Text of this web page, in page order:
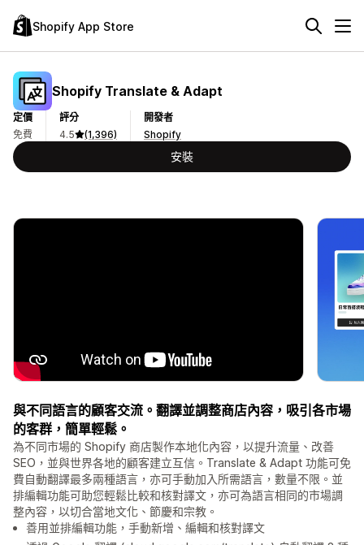
Shopify App Store
Shopify Translate & Adapt
定價
免費
評分
4.5
(1,396)
開發者
Shopify
安裝
與不同語言的顧客交流。翻譯並調整商店內容，吸引各市場
的客群，簡單輕鬆。
為不同市場的 Shopify 商店製作本地化內容，以提升流量、改善
SEO，並與世界各地的顧客建立互信。Translate & Adapt 功能可免
費自動翻譯最多兩種語言，亦可手動加入所需語言，數量不限。並
排編輯功能可助您輕鬆比較和核對譯文，亦可為語言相同的市場調
整內容，以切合當地文化、節慶和宗教。
善用並排編輯功能，手動新增、編輯和核對譯文